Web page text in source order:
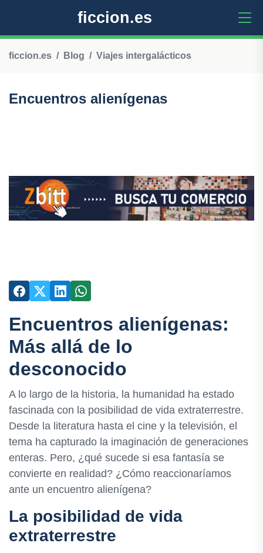
ficcion.es
ficcion.es Blog Viajes intergalácticos
Encuentros alienígenas
Encuentros alienígenas:
Más allá de lo
desconocido
A lo largo de la historia, la humanidad ha estado
fascinada con la posibilidad de vida extraterrestre.
Desde la literatura hasta el cine y la televisión, el
tema ha capturado la imaginación de generaciones
enteras. Pero, ¿qué sucede si esa fantasía se
convierte en realidad? ¿Cómo reaccionaríamos
ante un encuentro alienígena?
La posibilidad de vida
extraterrestre